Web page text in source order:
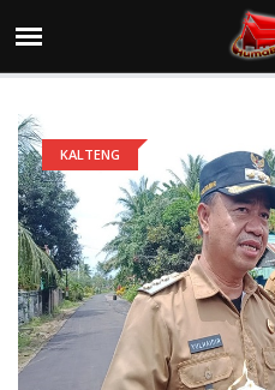
KALTENG